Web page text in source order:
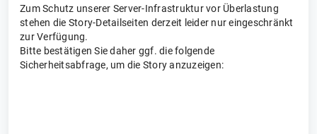
Zum Schutz unserer Server-Infrastruktur vor Überlastung
stehen die Story-Detailseiten derzeit leider nur eingeschränkt
zur Verfügung.
Bitte bestätigen Sie daher ggf. die folgende
Sicherheitsabfrage, um die Story anzuzeigen: